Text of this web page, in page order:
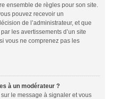
ensemble de règles pour son site.
pouvez recevoir un
de l’administrateur, et que
les avertissements d’un site
vous ne comprenez pas les
à un modérateur ?
le message à signaler et vous